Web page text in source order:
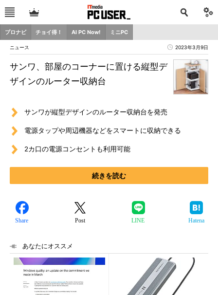
プロナビ チョイ得！ AI PC Now! ミニPC
ニュース 2023年3月9日
サンワ、部屋のコーナーに置ける縦型デ
ザインのルーター収納台
サンワが縦型デザインのルーター収納台を発売
電源タップや周辺機器などをスマートに収納できる
2カ口の電源コンセントも利用可能
続きを読む
Share Post LINE Hatena
あなたにオススメ